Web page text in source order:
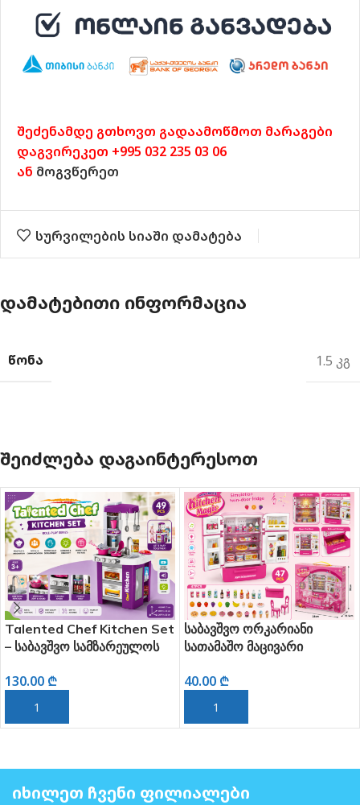
შეძენამდე გთხოვთ გადაამოწმოთ მარაგები
დაგვირეკეთ +995 032 235 03 06
ან მოგვწერეთ
სურვილების სიაში დამატება
ᲓᲐᲛᲐᲢᲔᲑᲘᲗᲘ ᲘᲜᲤᲝᲠᲛᲐᲪᲘᲐ
ᲬᲝᲜᲐ 1.5 კგ
ᲨᲔᲘᲫᲚᲔᲑᲐ ᲓᲐᲒᲐᲘᲜᲢᲔᲠᲔᲡᲝᲗ
Set საბავშვო ორკარიანი
სათამაშო მაცივარი
საბავშვო
სათამაშო
ᲘᲮᲘᲚᲔᲗ ᲩᲕᲔᲜᲘ ᲤᲘᲚᲘᲐᲚᲔᲑᲘ